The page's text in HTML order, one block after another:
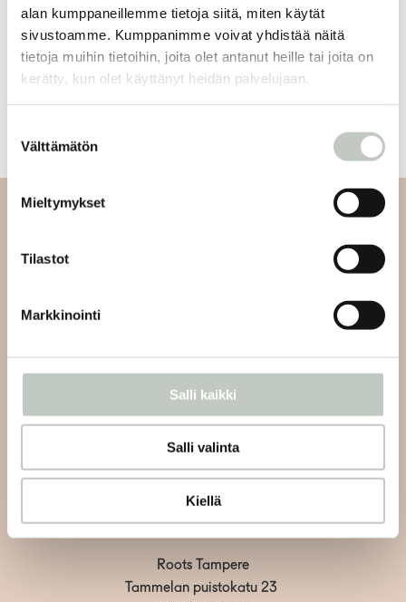
alan kumppaneillemme tietoja siitä, miten käytät
sivustoamme. Kumppanimme voivat yhdistää näitä
tietoja muihin tietoihin, joita olet antanut heille tai joita on
kerätty, kun olet käyttänyt heidän palvelujaan.
valinta
Välttämätön
Mieltymykset
Tilastot
Markkinointi
Salli kaikki
Salli valinta
Kiellä
Oletko jo jäsen?
Kirjaudu sisään
Tilaa uutiskirjeemme ja saat tiedon uusista tapahtumista
ja Roots Journaleista ensimmäisten joukossa:
Roots Tampere
Tammelan puistokatu 23